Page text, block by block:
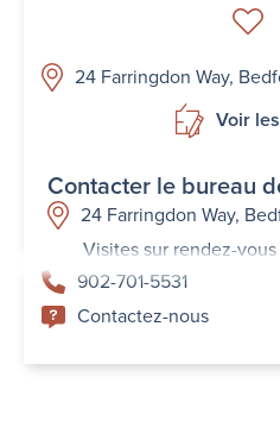
24 Farringdon Way,
Voir
Contacter le bureau
24 Farringdon Way,
Visites sur rendez-
902-701-5531
Contactez-nous